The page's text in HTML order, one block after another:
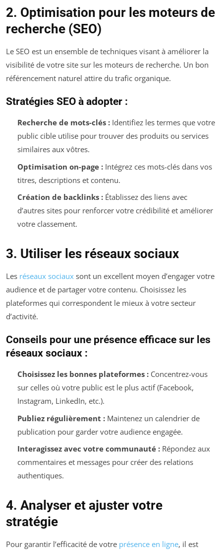
2. Optimisation pour les moteurs de
recherche (SEO)
Le SEO est un ensemble de techniques visant à améliorer la
visibilité de votre site sur les moteurs de recherche. Un bon
référencement naturel attire du trafic organique.
Stratégies SEO à adopter :
Recherche de mots-clés :Identifiez les termes que votre
public cible utilise pour trouver des produits ou services
similaires aux vôtres.
Optimisation on-page :Intégrez ces mots-clés dans vos
titres, descriptions et contenu.
Création de backlinks :Établissez des liens avec
d’autres sites pour renforcer votre crédibilité et améliorer
votre classement.
3. Utiliser les réseaux sociaux
Les réseaux sociaux sont un excellent moyen d’engager votre
audience et de partager votre contenu. Choisissez les
plateformes qui correspondent le mieux à votre secteur
d’activité.
Conseils pour une présence efficace sur les
réseaux sociaux :
Choisissez les bonnes plateformes :Concentrez-vous
sur celles où votre public est le plus actif (Facebook,
Instagram, LinkedIn, etc.).
Publiez régulièrement :Maintenez un calendrier de
publication pour garder votre audience engagée.
Interagissez avec votre communauté :Répondez aux
commentaires et messages pour créer des relations
authentiques.
4. Analyser et ajuster votre
stratégie
Pour garantir l’efficacité de votre présence en ligne, il est